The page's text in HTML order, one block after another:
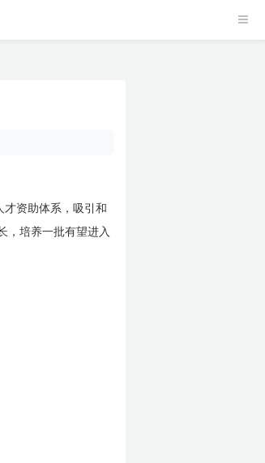
才资助体系，吸引和
，培养一批有望进入